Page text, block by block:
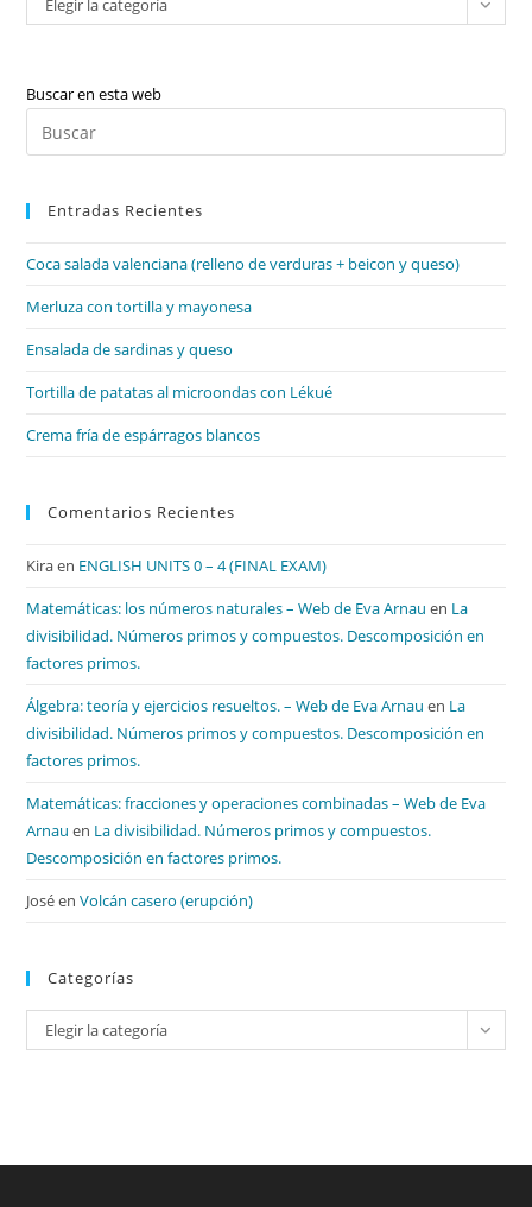
Elegir la categoría
Buscar en esta web
Entradas Recientes
Coca salada valenciana (relleno de verduras + beicon y queso)
Merluza con tortilla y mayonesa
Ensalada de sardinas y queso
Tortilla de patatas al microondas con Lékué
Crema fría de espárragos blancos
Comentarios Recientes
Kiraen ENGLISH UNITS 0 – 4 (FINAL EXAM)
Matemáticas: los números naturales – Web de Eva Arnau en La
divisibilidad. Números primos y compuestos. Descomposición en
factores primos.
Álgebra: teoría y ejercicios resueltos. – Web de Eva Arnau en La
divisibilidad. Números primos y compuestos. Descomposición en
factores primos.
Matemáticas: fracciones y operaciones combinadas – Web de Eva
Arnau en La divisibilidad. Números primos y compuestos.
Descomposición en factores primos.
JoséenVolcán casero (erupción)
Categorías
Categorías
Elegir la categoría